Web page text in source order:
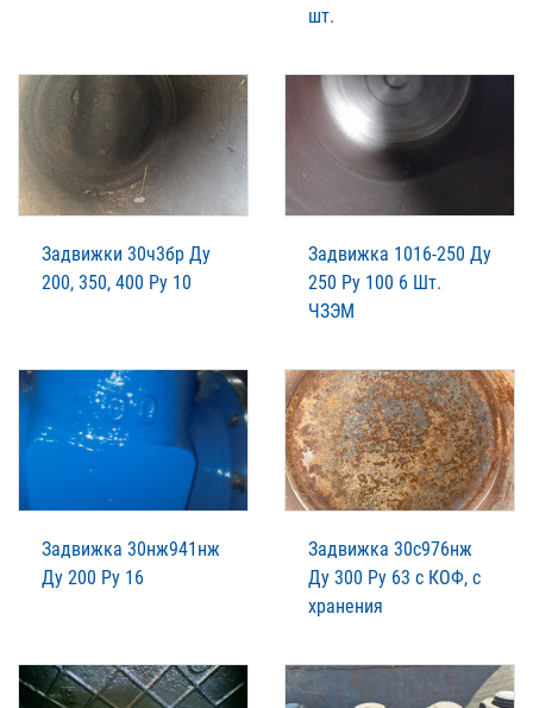
шт.
Задвижки 30ч3бр Ду
200, 350, 400 Ру 10
Задвижка 1016-250 Ду
250 Ру 100 6 Шт.
ЧЗЭМ
Задвижка 30нж941нж
Ду 200 Ру 16
Задвижка 30с976нж
Ду 300 Ру 63 с КОФ, с
хранения